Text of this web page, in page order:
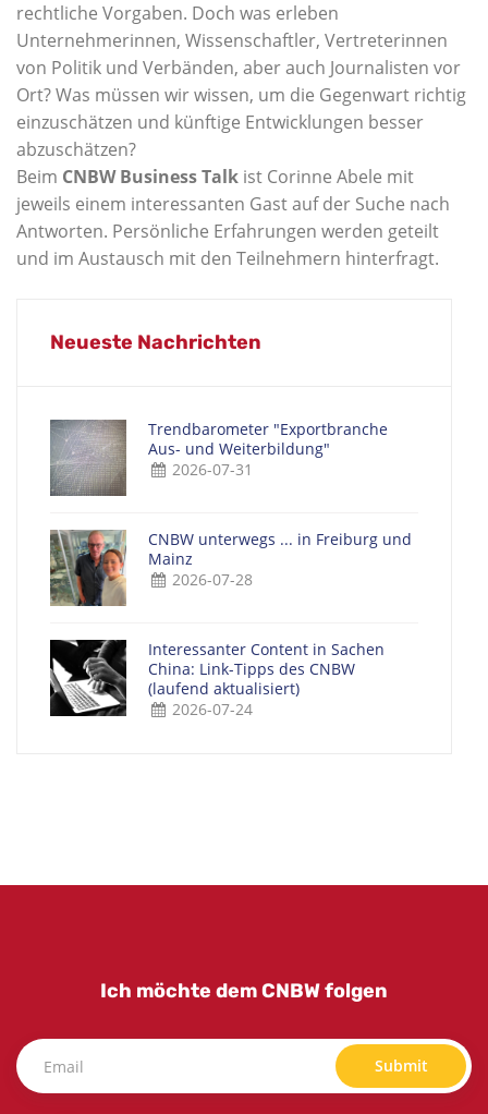
rechtliche Vorgaben. Doch was erleben
Unternehmerinnen, Wissenschaftler, Vertreterinnen
von Politik und Verbänden, aber auch Journalisten vor
Ort? Was müssen wir wissen, um die Gegenwart richtig
einzuschätzen und künftige Entwicklungen besser
abzuschätzen?
Beim CNBW Business Talk ist Corinne Abele mit
jeweils einem interessanten Gast auf der Suche nach
Antworten. Persönliche Erfahrungen werden geteilt
und im Austausch mit den Teilnehmern hinterfragt.
Neueste Nachrichten
Trendbarometer "Exportbranche
Aus- und Weiterbildung"
2026-07-31
CNBW unterwegs ... in Freiburg und
Mainz
2026-07-28
Interessanter Content in Sachen
China: Link-Tipps des CNBW
(laufend aktualisiert)
2026-07-24
Ich möchte dem CNBW folgen
Submit